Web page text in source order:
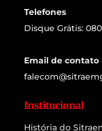
Telefones
Disque Grátis:
Email de contato
Institucional
História do